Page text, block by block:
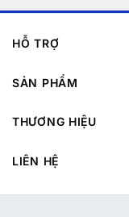
HỖ TRỢ
SẢN PHẨM
THƯƠNG HIỆU
LIÊN HỆ